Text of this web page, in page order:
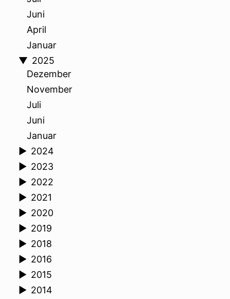
Juni
April
Januar
▼ 2025
Dezember
November
Juli
Juni
Januar
► 2024
► 2023
► 2022
► 2021
► 2020
► 2019
► 2018
► 2016
► 2015
► 2014